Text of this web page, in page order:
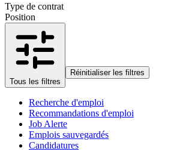
Type de contrat
Position
Tous les filtres
Réinitialiser les filtres
Recherche d'emploi
Recommandations d'emploi
Job Alerte
Emplois sauvegardés
Candidatures